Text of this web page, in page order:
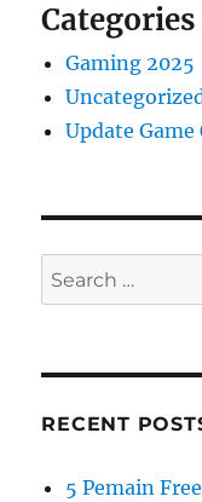
Categories
Gaming 2025
Update Game
Search
for:
RECENT
5 Pemain